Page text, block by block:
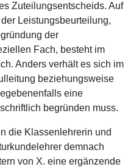
Zuteilungsentscheids. Auf
Leistungsbeurteilung,
der
Fach, besteht im
Anders verhält es sich im
beziehungsweise
eine
begründen muss.
die Klassenlehrerin und
demnach
von X. eine ergänzende